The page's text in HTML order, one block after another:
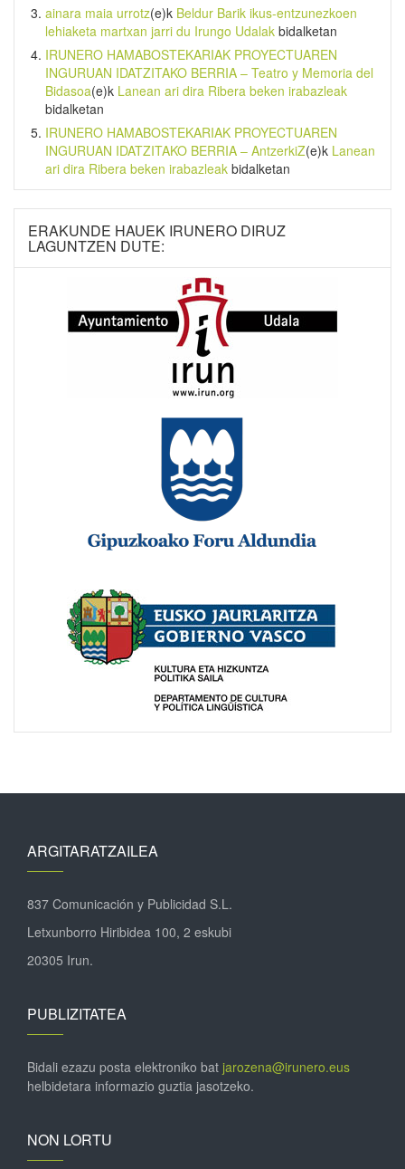
ainara maia urrotz(e)k Beldur Barik ikus-entzunezkoen
lehiaketa martxan jarri du Irungo Udalak bidalketan
IRUNERO HAMABOSTEKARIAK PROYECTUAREN
INGURUAN IDATZITAKO BERRIA – Teatro y Memoria del
Bidasoa(e)k Lanean ari dira Ribera beken irabazleak
bidalketan
IRUNERO HAMABOSTEKARIAK PROYECTUAREN
INGURUAN IDATZITAKO BERRIA – AntzerkiZ(e)k Lanean
ari dira Ribera beken irabazleak bidalketan
ERAKUNDE HAUEK IRUNERO DIRUZ
LAGUNTZEN DUTE:
ARGITARATZAILEA
837 Comunicación y Publicidad S.L.
Letxunborro Hiribidea 100, 2 eskubi
20305 Irun.
PUBLIZITATEA
Bidali ezazu posta elektroniko bat jarozena@irunero.eus
helbidetara informazio guztia jasotzeko.
NON LORTU